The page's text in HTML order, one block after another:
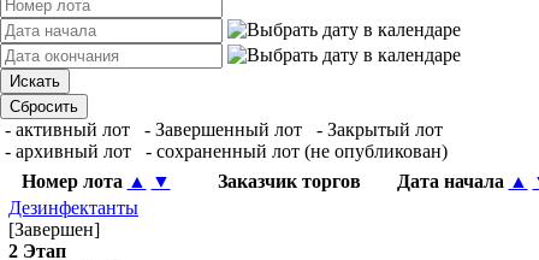
- активный лот - Завершенный лот
- Закрытый лот
- архивный лот
- сохраненный лот (не опубликован)
Номер лота ▲ ▼ Заказчик торгов Дата начала ▲
Дезинфектанты
[Завершен]
2 Этап